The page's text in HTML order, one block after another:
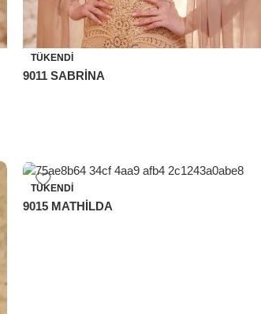
TÜKENDI
9011 SABRİNA
TÜKENDI
9015 MATHİLDA